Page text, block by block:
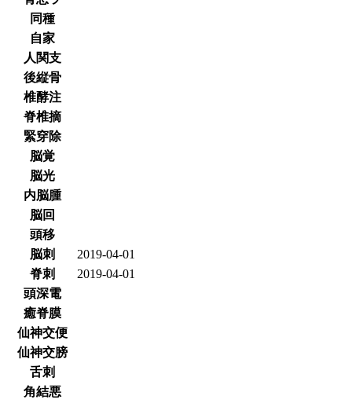
同種
自家
人関支
後縦骨
椎酵注
脊椎摘
緊穿除
脳覚
脳光
内脳腫
脳回
頭移
脳刺
2019-04-01
脊刺
2019-04-01
頭深電
癒脊膜
仙神交便
仙神交膀
舌刺
角結悪